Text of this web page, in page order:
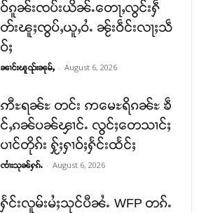
ဝ်ၵူၼ်းၸပ်းယိၼ်ႉတေႃႇလွင်းႁဵ
တ်းၽူႈၸွပ်ႇယူႇဝႆႉ ၼႂ်းဝဵင်းလႃႈသဵ
ဝ်ႈ
ၼၢင်းၽူၺ်းၼုမ်ႇ - August 6, 2026
ဢီႊရၼ်ႊ တင်း ဢမေႊရိၵၼ်ႊ ၶဵ
င်ႇၵၼ်ပၼ်ၾၢင်ႉ လွင်ႈတေသၢင်ႈ
ပၢင်တိုၵ်း ႁႂ်ႈႁၢဝ်ႈႁႅင်းထႅင်ႈ
ၸၢႆးသုၼ်ႁၵ်ႉ - August 6, 2026
ႁႅင်းလူမ်းမႆႈသုင်ပီၼႆႉ WFP တၵ်ႉ